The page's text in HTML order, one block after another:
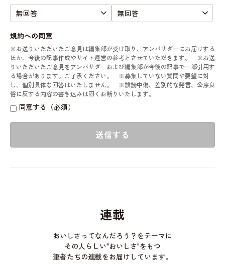
規約への同意
※お送りいただいたご意見は編集部が受け取り、アンバサダーにお届けする
ほか、今後の記事作成やサイト運営の参考とさせていただきます。 ※お送
りいただいたご意見をアンバサダーおよび編集部が今後の記事で一部引用す
る場合があります。ご了承ください。 ※募集していない質問や要望に対
し、個別具体な回答はいたしません。 ※誹謗中傷、差別的な発言、公序良
俗に反する内容の書き込みは固くお断りいたします。
同意する（必須）
送信する
連載
おいしさってなんだろう？をテーマに
その人らしい"おいしさ"をもつ
筆者たちの連載をお届けしています。